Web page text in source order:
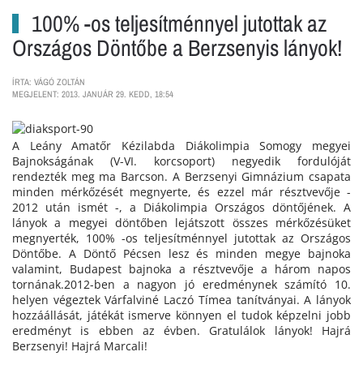
100% -os teljesítménnyel jutottak az
Országos Döntőbe a Berzsenyis lányok!
ÍRTA: VÁGÓ ZOLTÁN
MEGJELENT: 2013. JANUÁR 29. KEDD, 18:54
A Leány Amatőr Kézilabda Diákolimpia Somogy megyei
Bajnokságának (V-VI. korcsoport) negyedik fordulóját
rendezték meg ma Barcson. A Berzsenyi Gimnázium csapata
minden mérkőzését megnyerte, és ezzel már résztvevője -
2012 után ismét -, a Diákolimpia Országos döntőjének. A
lányok a megyei döntőben lejátszott összes mérkőzésüket
megnyerték, 100% -os teljesítménnyel jutottak az Országos
Döntőbe. A Döntő Pécsen lesz és minden megye bajnoka
valamint, Budapest bajnoka a résztvevője a három napos
tornának.2012-ben a nagyon jó eredménynek számító 10.
helyen végeztek Várfalviné Laczó Tímea tanítványai. A lányok
hozzáállását, játékát ismerve könnyen el tudok képzelni jobb
eredményt is ebben az évben. Gratulálok lányok! Hajrá
Berzsenyi! Hajrá Marcali!